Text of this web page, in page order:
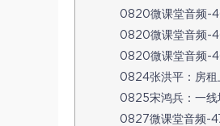
0820微课堂音频-
0820微课堂音频-
0820微课堂音频-
0824张洪平：房租
0825宋鸿兵：一线
0827微课堂音频-